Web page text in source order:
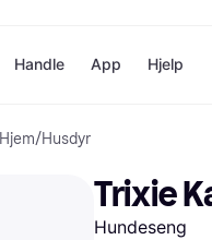
Betal nå
Betal i 3
Betal innen
Handle
kicks.no
App Hjelp
Hjem/Husdyr
Trixie
Hundeseng